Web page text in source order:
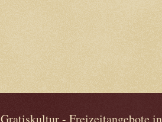
Gratiskultur - Freizeitangebote